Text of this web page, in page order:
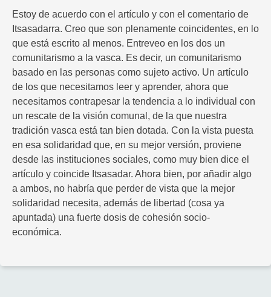
Estoy de acuerdo con el artículo y con el comentario de
Itsasadarra. Creo que son plenamente coincidentes, en lo
que está escrito al menos. Entreveo en los dos un
comunitarismo a la vasca. Es decir, un comunitarismo
basado en las personas como sujeto activo. Un artículo
de los que necesitamos leer y aprender, ahora que
necesitamos contrapesar la tendencia a lo individual con
un rescate de la visión comunal, de la que nuestra
tradición vasca está tan bien dotada. Con la vista puesta
en esa solidaridad que, en su mejor versión, proviene
desde las instituciones sociales, como muy bien dice el
artículo y coincide Itsasadar. Ahora bien, por añadir algo
a ambos, no habría que perder de vista que la mejor
solidaridad necesita, además de libertad (cosa ya
apuntada) una fuerte dosis de cohesión socio-
económica.